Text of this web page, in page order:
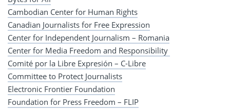
Cambodian Center for Human Rights
Canadian Journalists for Free Expression
Center for Independent Journalism – Romania
Center for Media Freedom and Responsibility
Comité por la Libre Expresión – C-Libre
Committee to Protect Journalists
Electronic Frontier Foundation
Foundation for Press Freedom – FLIP